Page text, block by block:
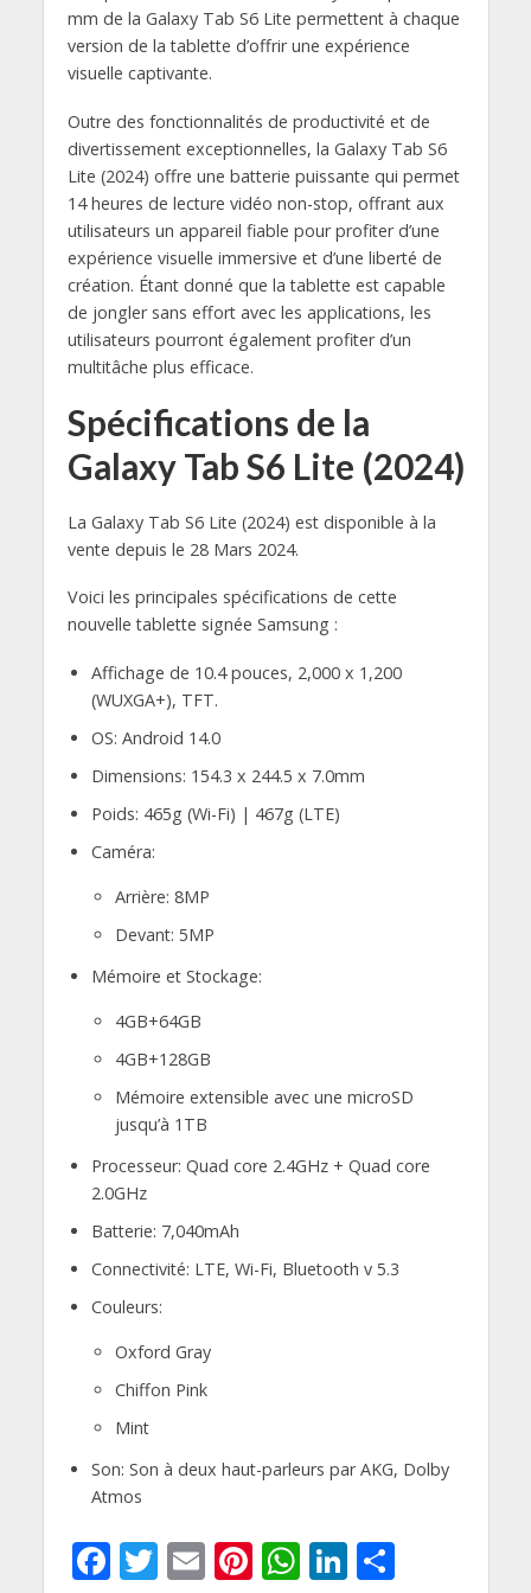
mm de la Galaxy Tab S6 Lite permettent à chaque
version de la tablette d’offrir une expérience
visuelle captivante.
Outre des fonctionnalités de productivité et de
divertissement exceptionnelles, la Galaxy Tab S6
Lite (2024) offre une batterie puissante qui permet
14 heures de lecture vidéo non-stop, offrant aux
utilisateurs un appareil fiable pour profiter d’une
expérience visuelle immersive et d’une liberté de
création. Étant donné que la tablette est capable
de jongler sans effort avec les applications, les
utilisateurs pourront également profiter d’un
multitâche plus efficace.
Spécifications de la
Galaxy Tab S6 Lite (2024)
La Galaxy Tab S6 Lite (2024) est disponible à la
vente depuis le 28 Mars 2024.
Voici les principales spécifications de cette
nouvelle tablette signée Samsung :
Affichage de 10.4 pouces, 2,000 x 1,200
(WUXGA+), TFT.
OS: Android 14.0
Dimensions: 154.3 x 244.5 x 7.0mm
Poids: 465g (Wi-Fi) | 467g (LTE)
Caméra:
Arrière: 8MP
Devant: 5MP
Mémoire et Stockage:
4GB+64GB
4GB+128GB
Mémoire extensible avec une microSD
jusqu’à 1TB
Processeur: Quad core 2.4GHz + Quad core
2.0GHz
Batterie: 7,040mAh
Connectivité: LTE, Wi-Fi, Bluetooth v 5.3
Couleurs:
Oxford Gray
Chiffon Pink
Mint
Son: Son à deux haut-parleurs par AKG, Dolby
Atmos
F T E Pi W Li P